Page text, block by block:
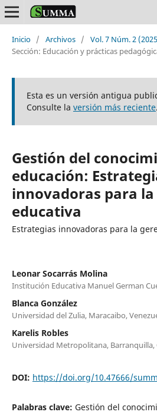
Inicio / Archivos / Vol. 7 Núm. 2
Sección: Educación y prácticas
Esta es un versión antigua
Consulte la versión más reciente.
Gestión del
educación:
innovadoras para
educativa
Estrategias innovadoras para la
Leonar Socarrás Molina
Institución Educativa Manuel German
Blanca González
Universidad del Zulia, Maracaibo,
Karelis Robles
Universidad Metropolitana, Barranquilla,
DOI: https://doi.org/10.47666/
Palabras clave: Gestión del